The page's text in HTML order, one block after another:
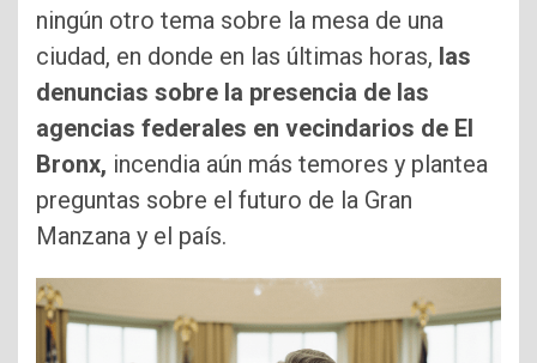
ningún otro tema sobre la mesa de una
ciudad, en donde en las últimas horas, las
denuncias sobre la presencia de las
agencias federales en vecindarios de El
Bronx, incendia aún más temores y plantea
preguntas sobre el futuro de la Gran
Manzana y el país.